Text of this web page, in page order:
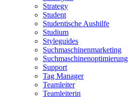
Strategy
Student
Studentische Aushilfe
Studium
Styleguides
Suchmaschinenmarketing
Suchmaschinenoptimierung
Support
Tag Manager
Teamleiter
Teamleiterin